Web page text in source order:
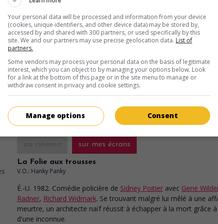
au cinéma sur mes écrans
La Fille en rouge
V.O.: The Woman in Red
É.-U. 1984. Comédie de moeursde Gene Wilder avec Gene Wilder
Charles Grodin ,Kelly LeBrock. Un cadre de San Francisco,
mari fidèle, voit sa vie perturbée par la rencontre d'une
Durée: 87 min.
sur mes écrans
La Folie aux trousses
V.O.: Hanky Panky
É.-U. 1982. Comédie policière de Sidney Poitier avec Gene
Radner, Richard Widmark. Se trouvant malgré lui mêlé à une
meurtre, un architecte naïf réussit à échapper à la mort grâce à
d'une inconnue.
Your personal data will be processed and information from your device
(cookies, unique identifiers, and other device data) may be stored by,
accessed by and shared with 300 partners, or used specifically by this
site. We and our partners may use precise geolocation data. List of
partners.
Some vendors may process your personal data on the basis of legitimate
interest, which you can object to by managing your options below. Look
for a link at the bottom of this page or in the site menu to manage or
withdraw consent in privacy and cookie settings.
Consent
Manage options